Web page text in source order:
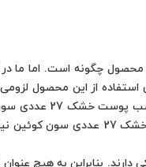
چگونه است. اما ما در
سون کوئین را به شما بگوییم. برای
مواد شوینده بشویید یا آن را نم
آن را به آرامی و با ملایمت روی صورت خود بکشید. برای پاک
است که پوست خشکی دارند.